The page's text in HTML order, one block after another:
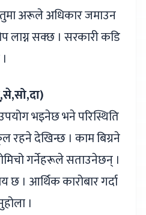
अरूले अधिकार जमाउन
लाग्न सक्छ । सरकारी कडि
भइनेछ भने परिस्थिति
रहने देखिन्छ । काम बिग्रने
गर्नेहरूले सताउनेछन् ।
छ । आर्थिक कारोबार गर्दा
।